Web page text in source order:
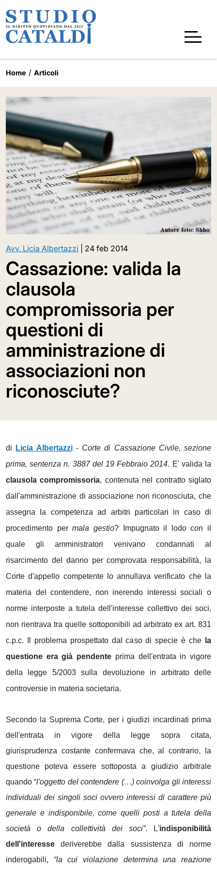
Home Articoli
Avv. Licia Albertazzi 24 feb 2014
Cassazione: valida la
clausola
compromissoria per
questioni di
amministrazione di
associazioni non
riconosciute?
di Licia Albertazzi- Corte di Cassazione Civile, sezione
prima, sentenza n. 3887 del 19 Febbraio 2014. E' valida la
clausola compromissoria, contenuta nel contratto siglato
dall'amministrazione di associazione non riconosciuta, che
assegna la competenza ad arbitri particolari in caso di
procedimento permala gestio? Impugnato il lodo con il
quale gli amministratori venivano condannati al
risarcimento del danno per comprovata responsabilità, la
Corte d'appello competente lo annullava verificato che la
materia del contendere, non inerendo interessi sociali o
norme interposte a tutela dell'interesse collettivo dei soci,
non rientrava tra quelle sottoponibili ad arbitrato ex art. 831
c.p.c. Il problema prospettato dal caso di specie è che
la
questione era già pendente prima dell'entrata in vigore
della legge 5/2003 sulla devoluzione in arbitrato delle
controversie in materia societaria.
Secondo la Suprema Corte, per i giudizi incardinati prima
dell'entrata in vigore della legge sopra citata,
giurisprudenza costante confermava che, al contrario, la
questione poteva essere sottoposta a giudizio arbitrale
quando “l'oggetto del contendere (…) coinvolga gli interessi
individuali dei singoli soci ovvero interessi di carattere più
generale e indisponibile, come quelli posti a tutela della
società o della collettività dei soci”. L'indisponibilità
dell'interesse deriverebbe dalla sussistenza di norme
inderogabili, “la cui violazione determina una reazione